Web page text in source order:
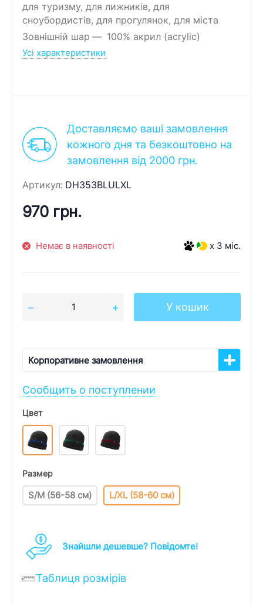
для туризму, для лижників, для
сноубордистів, для прогулянок, для міста
Зовнішній шар
100% акрил (acrylic)
Усі характеристики
Доставляємо ваші замовлення
кожного дня та безкоштовно на
замовлення від 2000 грн.
Артикул: DH353BLULXL
970 грн.
Немає в наявності x 3 міс.
У кошик
Корпоративне замовлення
Сообщить о поступлении
Цвет
Размер
S/M (56-58 см) L/XL (58-60 см)
Знайшли дешевше? Повідомте!
Таблиця розмірів